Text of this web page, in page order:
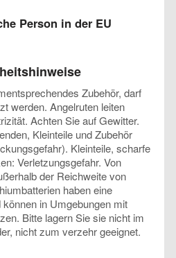
Person in der EU
Zubehör, darf
werden. Angelruten leiten
Achten Sie auf Gewitter.
Kleinteile und Zubehör
Kleinteile, scharfe
Verletzungsgefahr. Von
der Reichweite von
haben eine
in Umgebungen mit
Bitte lagern Sie sie nicht im
nicht zum verzehr geeignet.